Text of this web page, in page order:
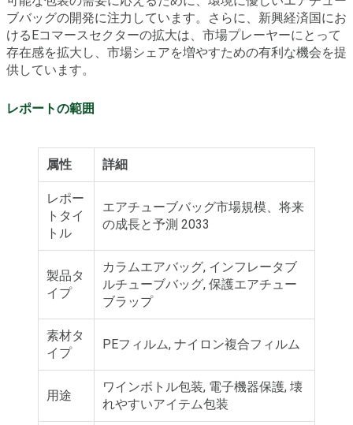
ブバッグの開発に注力しています。さらに、新興経済国にお
けるEコマースセクターの拡大は、市場プレーヤーにとって
存在感を拡大し、市場シェアを増やすための有利な機会を提
供しています。
レポートの範囲
属性 詳細
レポー
トタイ
トル
エアチューブバッグ市場規模、将来
の成長と予測 2033
製品タ
イプ
カラムエアバッグ, インフレータブ
ルチューブバッグ, 保護エアチュー
ブラップ
素材タ
イプ
PEフィルム, ナイロン複合フィルム
用途
ワインボトル包装, 電子機器保護, 壊
れやすいアイテム包装